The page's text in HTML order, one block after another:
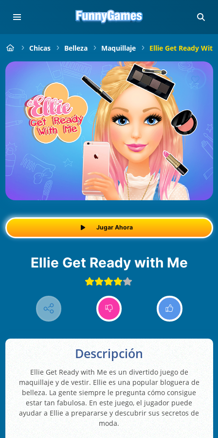
Chicas Belleza Maquillaje Ellie Get Ready
Jugar Ahora
Ellie Get Ready with Me
Descripción
Ellie Get Ready with Me es un divertido juego de
maquillaje y de vestir. Ellie es una popular bloguera de
belleza. La gente siempre le pregunta cómo consigue
estar tan fabulosa. En este juego, el jugador puede
ayudar a Ellie a prepararse y descubrir sus secretos de
moda.